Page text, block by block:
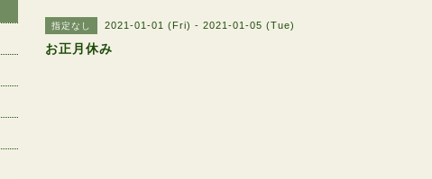
指定なし 2021-01-01 (Fri) - 2021-01-05 (Tue)
お正月休み